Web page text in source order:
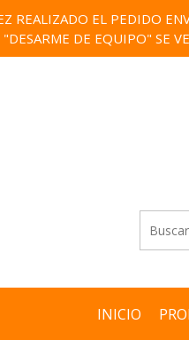
REALIZADO EL PEDIDO
"DESARME DE EQUIPO" SE
INICIO